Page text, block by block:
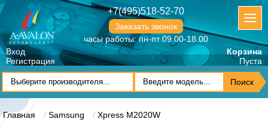
+7(495)518-52-70
Заказать звонок
часы работы: пн-пт 09.00-18.00
Вход
Регистрация
Корзина
Пуста
Главная Samsung Xpress M2020W